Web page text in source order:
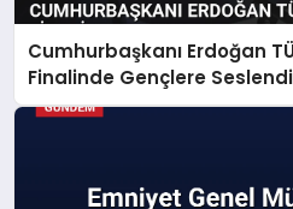
Cumhurbaşkanı Erdoğan
Finalinde Gençlere Seslendi